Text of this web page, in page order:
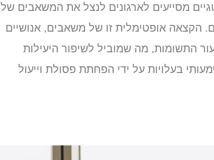
מסייעים לארגונים לנצל את המשאבים
הקצאה אופטימלית זו של משאבים, אנושיים
התשומות, מה שמוביל לשיפור היעילות
בעלויות על ידי הפחתת פסולת וייעול